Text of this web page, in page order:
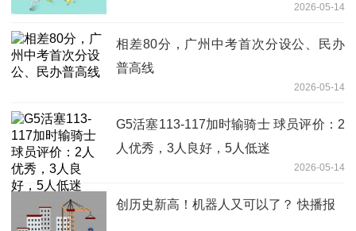
2026-05-14
相差80分，广州中考首次分设公、民办
普高线
2026-05-14
G5活塞113-117加时输骑士 球员评价：2
人优秀，3人良好，5人低迷
2026-05-14
创历史新高！机器人又可以了？ 快播报